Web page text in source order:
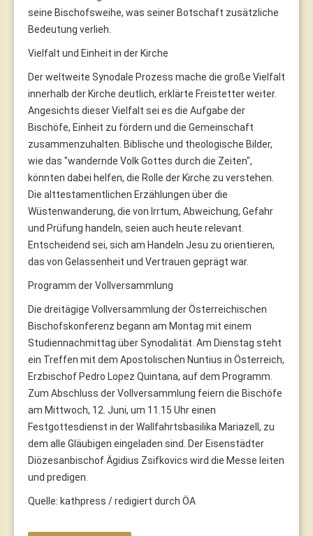
seine Bischofsweihe, was seiner Botschaft zusätzliche
Bedeutung verlieh.
Vielfalt und Einheit in der Kirche
Der weltweite Synodale Prozess mache die große Vielfalt
innerhalb der Kirche deutlich, erklärte Freistetter weiter.
Angesichts dieser Vielfalt sei es die Aufgabe der
Bischöfe, Einheit zu fördern und die Gemeinschaft
zusammenzuhalten. Biblische und theologische Bilder,
wie das "wandernde Volk Gottes durch die Zeiten",
könnten dabei helfen, die Rolle der Kirche zu verstehen.
Die alttestamentlichen Erzählungen über die
Wüstenwanderung, die von Irrtum, Abweichung, Gefahr
und Prüfung handeln, seien auch heute relevant.
Entscheidend sei, sich am Handeln Jesu zu orientieren,
das von Gelassenheit und Vertrauen geprägt war.
Programm der Vollversammlung
Die dreitägige Vollversammlung der Österreichischen
Bischofskonferenz begann am Montag mit einem
Studiennachmittag über Synodalität. Am Dienstag steht
ein Treffen mit dem Apostolischen Nuntius in Österreich,
Erzbischof Pedro Lopez Quintana, auf dem Programm.
Zum Abschluss der Vollversammlung feiern die Bischöfe
am Mittwoch, 12. Juni, um 11.15 Uhr einen
Festgottesdienst in der Wallfahrtsbasilika Mariazell, zu
dem alle Gläubigen eingeladen sind. Der Eisenstädter
Diözesanbischof Ägidius Zsifkovics wird die Messe leiten
und predigen.
Quelle: kathpress / redigiert durch ÖA